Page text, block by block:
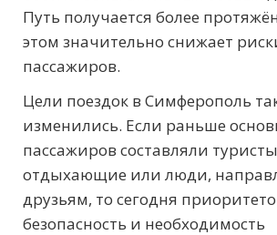
Путь получается более
этом значительно снижает
пассажиров.
Цели поездок в Симферополь
изменились. Если раньше
пассажиров составляли
отдыхающие или люди,
друзьям, то сегодня
безопасность и необходимость